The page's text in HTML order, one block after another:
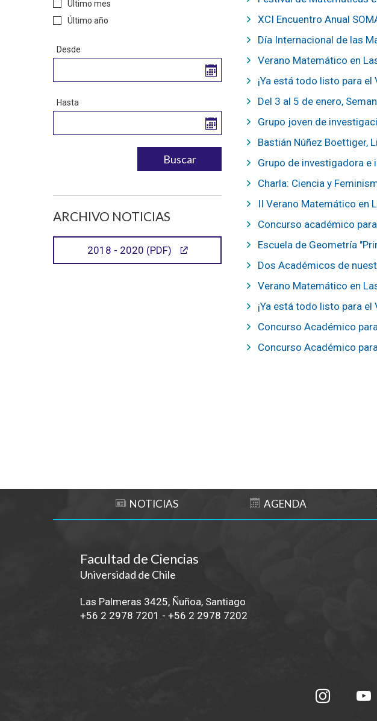
Último mes
Último año
Desde
Hasta
ARCHIVO NOTICIAS
2018 - 2020 (PDF)
XCI Encuentro Anual
Día Internacional de las
Verano Matemático en
¡Ya está todo listo para
Del 3 al 5 de enero,
Grupo joven de
Bastián Núñez Boettiger,
Grupo de investigadora
Charla: Ciencia y
II Verano Matemático en
Concurso académico
Escuela de Geometría
Dos Académicos de
Verano Matemático en
¡Ya está todo listo para
Concurso Académico
Concurso Académico
NOTICIAS AGENDA
Facultad de Ciencias
Universidad de Chile
Las Palmeras 3425, Ñuñoa, Santiago
+56 2 2978 7201 - +56 2 2978 7202